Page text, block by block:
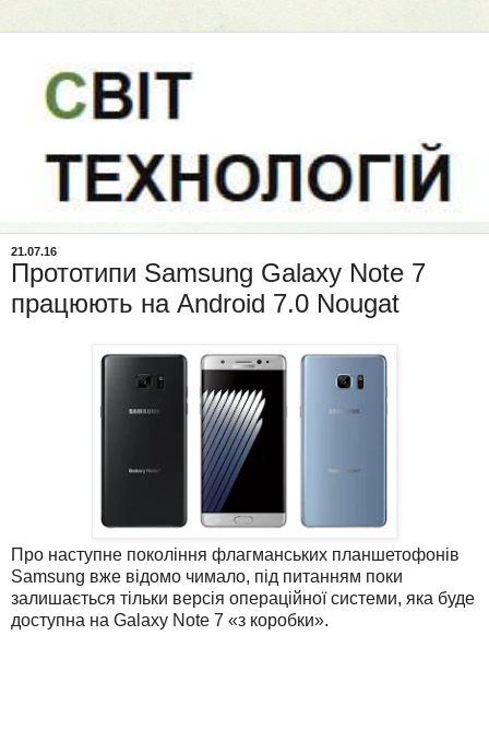
21.07.16
Прототипи Samsung Galaxy Note 7
працюють на Android 7.0 Nougat
Про наступне покоління флагманських планшетофонів
Samsung вже відомо чимало, під питанням поки
залишається тільки версія операційної системи, яка буде
доступна на Galaxy Note 7 «з коробки».